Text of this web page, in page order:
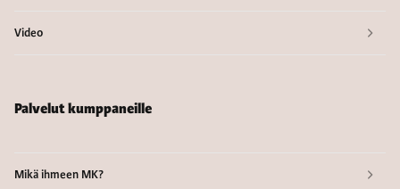
Video
Palvelut kumppaneille
Mikä ihmeen MK?